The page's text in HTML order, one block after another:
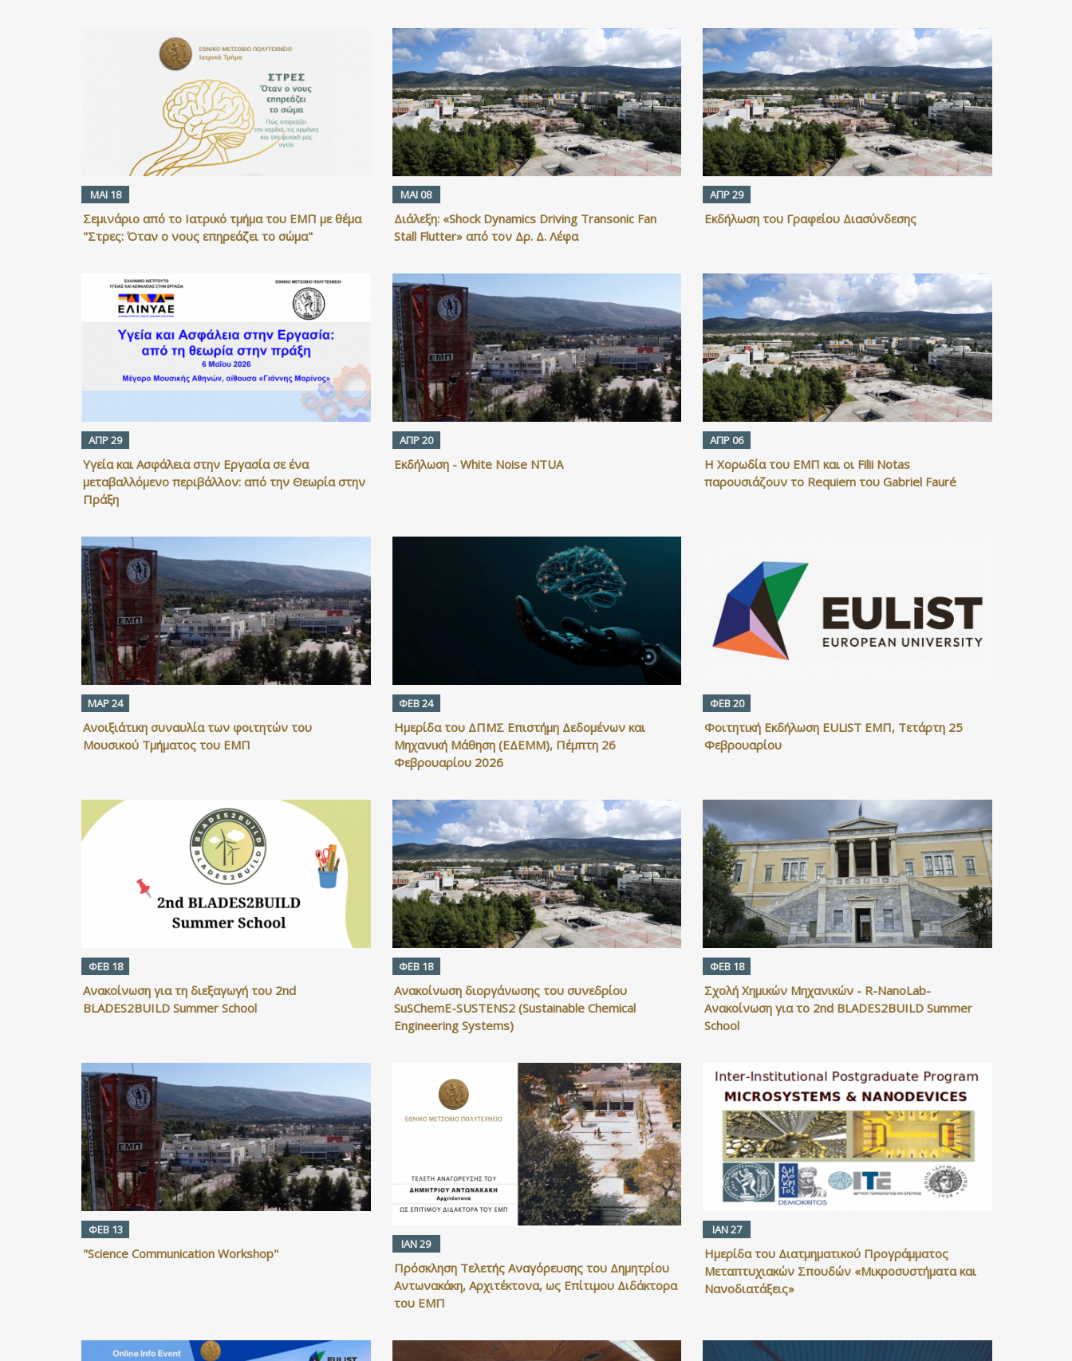
ΜΑΙ 18
Σεμινάριο από το Ιατρικό τμήμα του ΕΜΠ με θέμα
"Στρες: Όταν ο νους επηρεάζει το σώμα"
ΜΑΙ 08
Διάλεξη: «Shock Dynamics Driving Transonic Fan
Stall Flutter» από τον Δρ. Δ. Λέφα
ΑΠΡ 29
Εκδήλωση του Γραφείου Διασύνδεσης
ΑΠΡ 29
Υγεία και Ασφάλεια στην Εργασία σε ένα
μεταβαλλόμενο περιβάλλον: από την Θεωρία στην
Πράξη
ΑΠΡ 20
Εκδήλωση - White Noise NTUA
ΑΠΡ 06
Η Χορωδία του ΕΜΠ και οι Filii Notas
παρουσιάζουν το Requiem του Gabriel Fauré
ΜΑΡ 24
Ανοιξιάτικη συναυλία των φοιτητών του
Μουσικού Τμήματος του ΕΜΠ
ΦΕΒ 24
Ημερίδα του ΔΠΜΣ Επιστήμη Δεδομένων και
Μηχανική Μάθηση (ΕΔΕΜΜ), Πέμπτη 26
Φεβρουαρίου 2026
ΦΕΒ 20
Φοιτητική Εκδήλωση EULiST ΕΜΠ, Τετάρτη 25
Φεβρουαρίου
ΦΕΒ 18
Ανακοίνωση για τη διεξαγωγή του 2nd
BLADES2BUILD Summer School
ΦΕΒ 18
Ανακοίνωση διοργάνωσης του συνεδρίου
SuSChemE-SUSTENS2 (Sustainable Chemical
Engineering Systems)
ΦΕΒ 18
Σχολή Χημικών Μηχανικών - R-NanoLab-
Ανακοίνωση για το 2nd BLADES2BUILD Summer
School
ΦΕΒ 13
"Science Communication Workshop"
ΙΑΝ 29
Πρόσκληση Τελετής Αναγόρευσης του Δημητρίου
Αντωνακάκη, Αρχιτέκτονα, ως Επίτιμου Διδάκτορα
του ΕΜΠ
ΙΑΝ 27
Ημερίδα του Διατμηματικού Προγράμματος
Μεταπτυχιακών Σπουδών «Μικροσυστήματα και
Νανοδιατάξεις»